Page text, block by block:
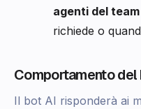
agenti del
richiede o
Comportamento del
Il bot AI risponderà ai